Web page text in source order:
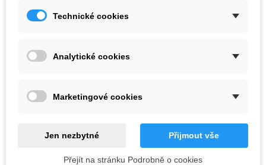
2 571,25 Kč (s DPH)
QR kód
Technické cookies
Analytické cookies
Marketingové cookies
Jen nezbytné Přijmout vše
Přejít na stránku Podrobně o cookies